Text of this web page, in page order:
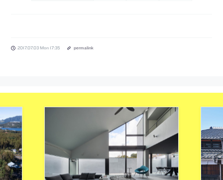
2017.07.03 Mon 17:35 permalink